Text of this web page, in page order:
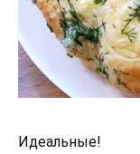
Идеальные!